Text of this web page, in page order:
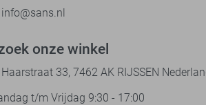
info@sans.nl
onze winkel
Haarstraat 33, 7462 AK RIJSSEN
t/m Vrijdag 9:30 - 17:00